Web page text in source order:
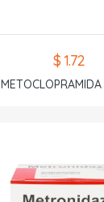
$ 1.72
METOCLOPRAMIDA